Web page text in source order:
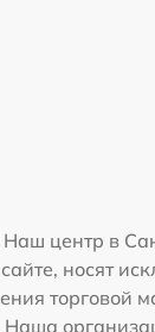
центр в
носят
торговой
Наша